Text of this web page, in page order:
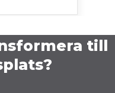
till